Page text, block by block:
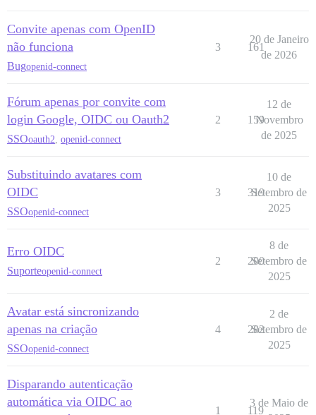
Convite apenas com OpenID
não funciona
Bugopenid-connect
3 161
20 de Janeiro
de 2026
Fórum apenas por convite com
login Google, OIDC ou Oauth2
SSOoauth2 openid-connect
2 159
12 de
Novembro
de 2025
Substituindo avatares com
OIDC
SSOopenid-connect
3 319
10 de
Setembro de
2025
Erro OIDC
Suporteopenid-connect
2 200
8 de
Setembro de
2025
Avatar está sincronizando
apenas na criação
SSOopenid-connect
4 282
2 de
Setembro de
2025
Disparando autenticação
automática via OIDC ao
1 119
3 de Maio de